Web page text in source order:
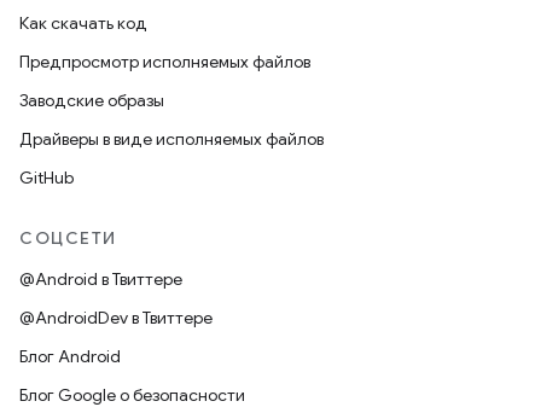
Как скачать код
Предпросмотр исполняемых файлов
Заводские образы
Драйверы в виде исполняемых файлов
GitHub
СОЦСЕТИ
@Android в Твиттере
@AndroidDev в Твиттере
Блог Android
Блог Google о безопасности